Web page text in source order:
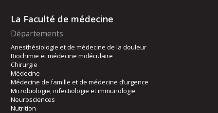
La Faculté de médecine
Départements
Anesthésiologie et de médecine de la douleur
Biochimie et médecine moléculaire
Chirurgie
Médecine
Médecine de famille et de médecine d’urgence
Microbiologie, infectiologie et immunologie
Neurosciences
Nutrition